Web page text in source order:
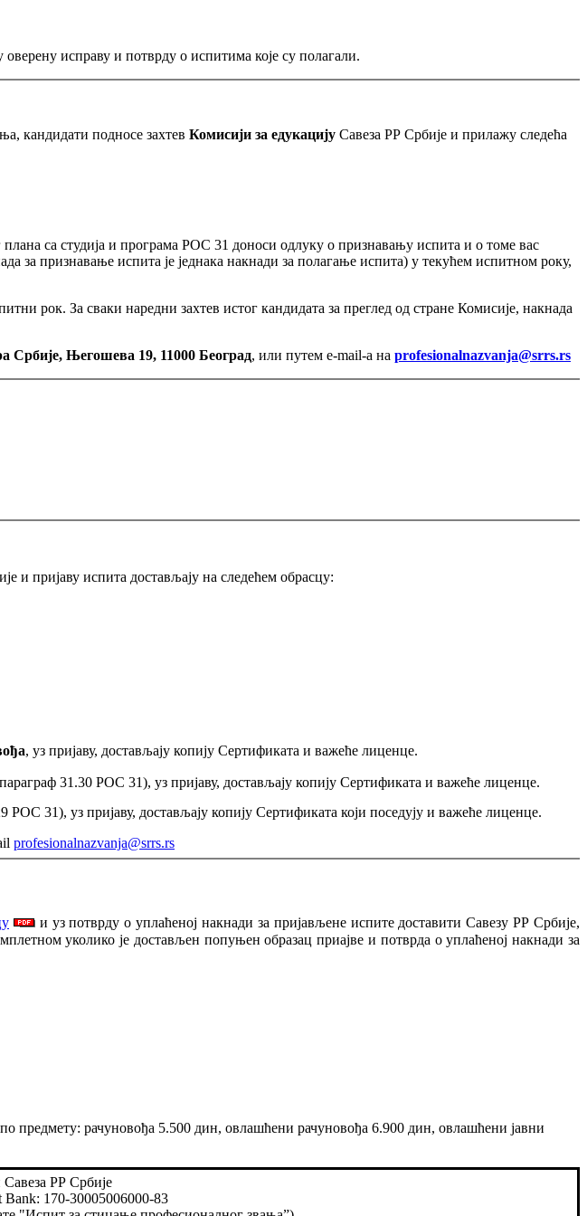
исправу и потврду о испитима које су полагали.
кандидати подносе захтев Комисији за едукацију Савеза РР Србије и прилажу следећа
са студија и програма РОС 31 доноси одлуку о признавању испита и о томе вас
за признавање испита је једнака накнади за полагање испита) у текућем испитном року,
рок. За сваки наредни захтев истог кандидата за преглед од стране Комисије, накнада
Србије, Његошева 19, 11000 Београд, или путем e-mail-a на profesionalnazvanja@srrs.rs
и пријаву испита достављају на следећем обрасцу:
, уз пријаву, достављају копију Сертификата и важеће лиценце.
параграф 31.30 РОС 31), уз пријаву, достављају копију Сертификата и важеће лиценце.
РОС 31), уз пријаву, достављају копију Сертификата који поседују и важеће лиценце.
profesionalnazvanja@srrs.rs
и уз потврду о уплаћеној накнади за пријављене испите доставити Савезу РР Србије,
уколико је достављен попуњен образац приајве и потврда о уплаћеној накнади за
предмету: рачуновођа 5.500 дин, овлашћени рачуновођа 6.900 дин, овлашћени јавни
РР Србије
170-30005006000-83